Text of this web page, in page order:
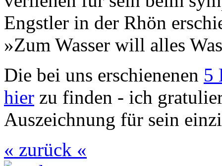
Engstler in der Rhön
»Zum Wasser will alles
Die bei uns erschienenen 5
hier zu finden - ich
Auszeichnung für sein
« zurück «